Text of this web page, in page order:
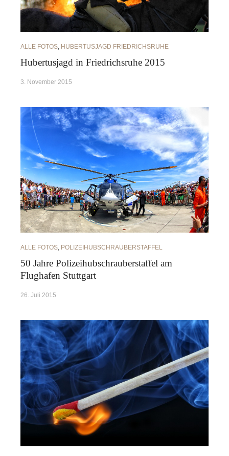
ALLE FOTOS HUBERTUSJAGD FRIEDRICHSRUHE
Hubertusjagd in Friedrichsruhe 2015
3. November 2015
ALLE FOTOS, POLIZEIHUBSCHRAUBERSTAFFEL
50 Jahre Polizeihubschrauberstaffel am
Flughafen Stuttgart
26. Juli 2015